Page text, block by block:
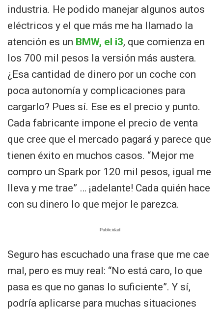
industria. He podido manejar algunos autos
eléctricos y el que más me ha llamado la
atención es un BMW, el i3, que comienza en
los 700 mil pesos la versión más austera.
¿Esa cantidad de dinero por un coche con
poca autonomía y complicaciones para
cargarlo? Pues sí. Ese es el precio y punto.
Cada fabricante impone el precio de venta
que cree que el mercado pagará y parece que
tienen éxito en muchos casos. “Mejor me
compro un Spark por 120 mil pesos, igual me
lleva y me trae” … ¡adelante! Cada quién hace
con su dinero lo que mejor le parezca.
Seguro has escuchado una frase que me cae
mal, pero es muy real: “No está caro, lo que
pasa es que no ganas lo suficiente”. Y sí,
podría aplicarse para muchas situaciones